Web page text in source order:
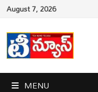
Skip
content
August 7, 2026
MENU